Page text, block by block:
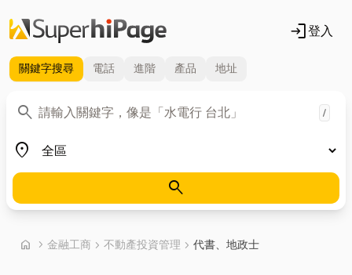
login登入
關鍵字搜尋 電話 進階 產品 地址
search
關鍵字 /
place
地區
search
home chevron_right 首頁
金融工商 chevron_right 不動產投資管理 chevron_right 代書、地政士